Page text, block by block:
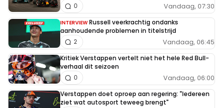
Vandaag, 07:30
0
INTERVIEW Russell veerkrachtig ondanks
aanhoudende problemen in titelstrijd
Vandaag, 06:45
2
Kritiek Verstappen vertelt niet het hele Red Bull-
verhaal dit seizoen
Vandaag, 06:00
0
Verstappen doet oproep aan regering: "Iedereen
ziet wat autosport teweeg brengt"